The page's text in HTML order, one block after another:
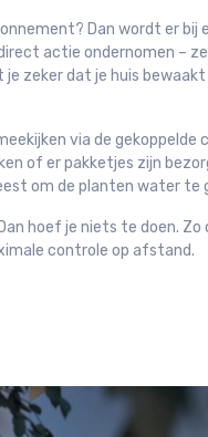
Dan wordt er
actie ondernomen –
je zeker dat je huis
via de gekoppelde
of er pakketjes zijn
om de planten water te
hoef je niets te doen. Zo
controle op afstand.